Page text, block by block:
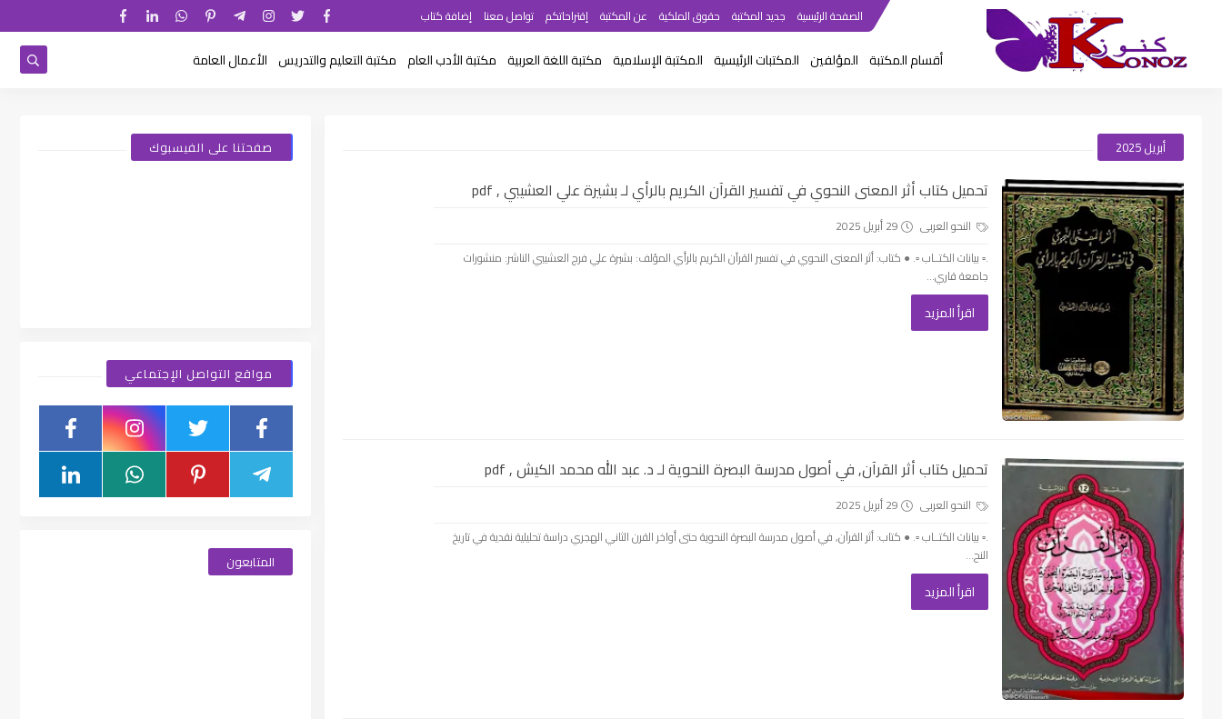
الصفحة الرئيسية جديد المكتبة حقوق الملكية عن المكتبة إقتراحاتكم تواصل معنا إضافة كتاب
أقسام المكتبة المؤلفين المكتبات الرئيسية المكتبة الإسلامية مكتبة اللغة العربية مكتبة الأدب العام مكتبة التعليم والتدريس الأعمال العامة
أبريل 2025
تحميل كتاب أثر المعنى النحوي في تفسير القرآن الكريم بالرأي لـ بشيرة علي العشيبي , pdf
النحو العربى
29 أبريل 2025
.▫️ بيانات الكتــاب ▫️. ● كتاب: أثر المعنى النحوي في تفسير القرآن الكريم بالرأي المؤلف: بشيرة علي فرج العشيبي الناشر: منشورات
جامعة قاري...
اقرأ المزيد
تحميل كتاب أثر القرآن, في أصول مدرسة البصرة النحوية لـ د. عبد الله محمد الكيش , pdf
النحو العربى
29 أبريل 2025
.▫️ بيانات الكتــاب ▫️. ● كتاب: أثر القرآن, في أصول مدرسة البصرة النحوية حتى أواخر القرن الثاني الهجري دراسة تحليلية نقدية في تاريخ
النح...
اقرأ المزيد
صفحتنا على الفيسبوك
مواقع التواصل الإجتماعي
المتابعون